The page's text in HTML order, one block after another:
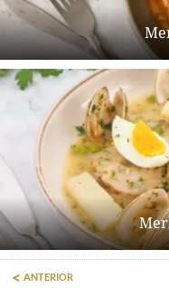
ANTERIOR